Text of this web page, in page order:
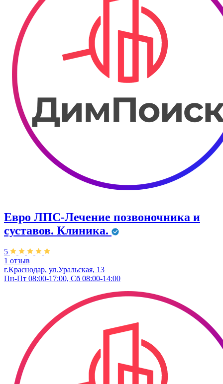
Евро ЛПС-Лечение позвоночника и
суставов. Клиника.
5
1 отзыв
г.Краснодар, ул.Уральская, 13
Пн-Пт 08:00-17:00, Сб 08:00-14:00